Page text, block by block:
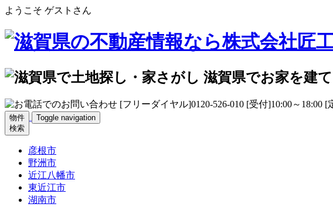
ようこそ ゲストさん
物件
検索
Toggle navigation
彦根市
野洲市
近江八幡市
東近江市
湖南市